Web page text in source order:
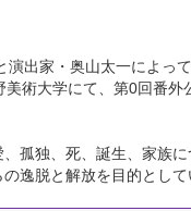
出家・奥山太一によって
術大学にて、第0回番外
孤独、死、誕生、家族
逸脱と解放を目的として